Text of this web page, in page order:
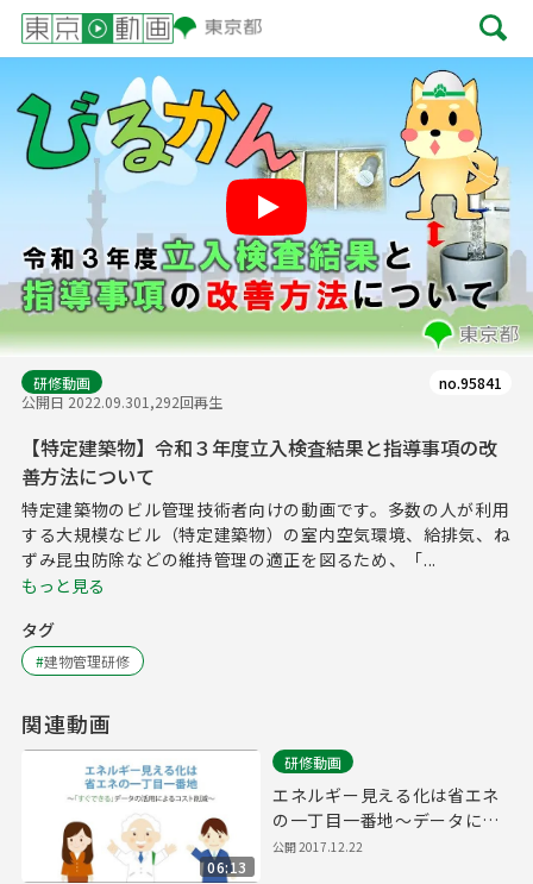
研修動画
公開日 2022.09.301,292回再生
no.95841
【特定建築物】令和３年度立入検査結果と指導事項の改
善方法について
特定建築物のビル管理技術者向けの動画です。多数の人が利用
する大規模なビル（特定建築物）の室内空気環境、給排気、ね
ずみ昆虫防除などの維持管理の適正を図るため、「...
もっと見る
タグ
#建物管理研修
関連動画
06:13
研修動画
エネルギー見える化は省エネ
の一丁目一番地～データによ
るコスト削減～
公開2017.12.22